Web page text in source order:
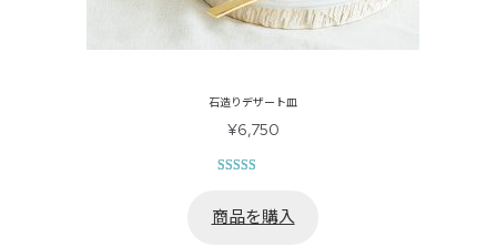
石造りデザート皿
¥6,750
評価に基づ
く5段階評
商品を購入